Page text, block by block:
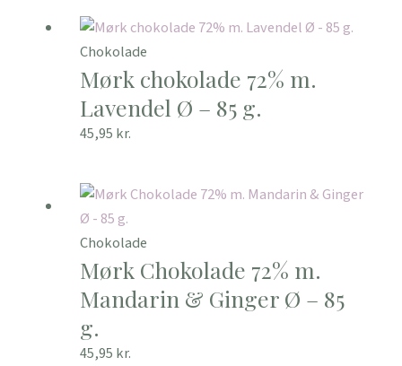
Chokolade
Mørk chokolade 72% m.
Lavendel Ø – 85 g.
45,95 kr.
Chokolade
Mørk Chokolade 72% m.
Mandarin & Ginger Ø – 85
g.
45,95 kr.